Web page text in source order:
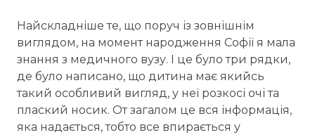
Найскладніше те, що поруч із зовнішнім
виглядом, на момент народження Софії я мала
знання з медичного вузу. І це було три рядки,
де було написано, що дитина має якийсь
такий особливий вигляд, у неї розкосі очі та
плаский носик. От загалом це вся інформація,
яка надається, тобто все впирається у